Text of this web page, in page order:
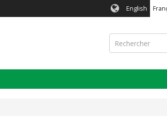
English
Rechercher